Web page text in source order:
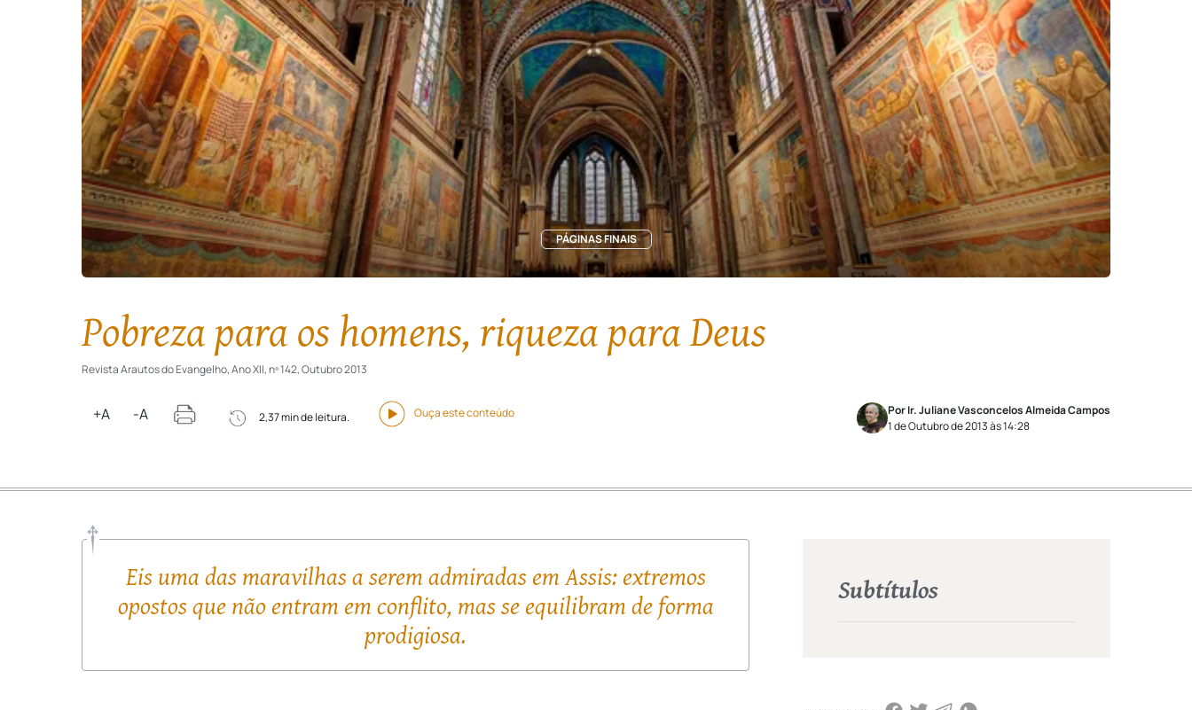
PÁGINAS FINAIS
Pobreza para os homens, riqueza para Deus
Revista Arautos do Evangelho, Ano XII, nº 142, Outubro 2013
+A -A 2,37 min de leitura. Ouça este conteúdo
Por Ir. Juliane Vasconcelos Almeida Campos
1 de Outubro de 2013 às 14:28
Eis uma das maravilhas a serem admiradas em Assis: extremos
opostos que não entram em conflito, mas se equilibram de forma
prodigiosa.
Subtítulos